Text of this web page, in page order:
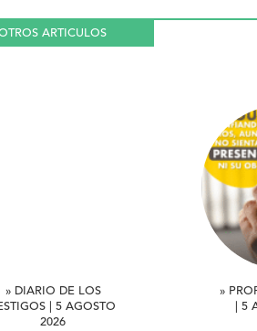
ARTICULOS
» DIARIO DE LOS
| 5 AGOSTO
2026
»
| 5